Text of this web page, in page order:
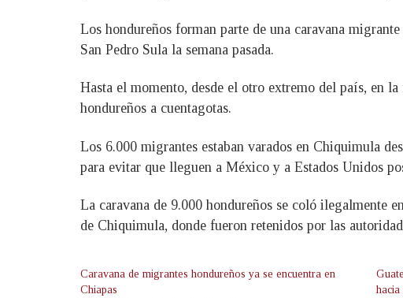
Los hondureños forman parte de una caravana
San Pedro Sula la semana pasada.
Hasta el momento, desde el otro extremo del país, en
hondureños a cuentagotas.
Los 6.000 migrantes estaban varados en Chiquimula
para evitar que lleguen a México y a Estados Unidos
La caravana de 9.000 hondureños se coló ilegalmente
de Chiquimula, donde fueron retenidos por las
Caravana de migrantes hondureños ya se encuentra en
Chiapas
hacia